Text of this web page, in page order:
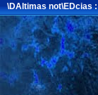
\DAltimas not\EDcias :